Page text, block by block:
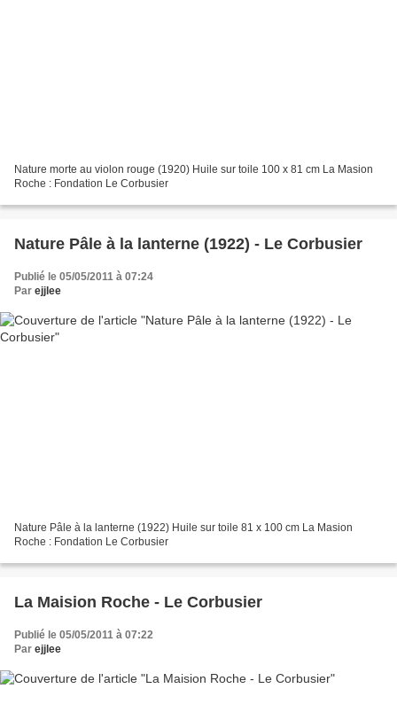
Nature morte au violon rouge (1920) Huile sur toile 100 x 81 cm La Masion
Roche : Fondation Le Corbusier
Nature Pâle à la lanterne (1922) - Le Corbusier
Publié le 05/05/2011 à 07:24
Par ejjlee
Nature Pâle à la lanterne (1922) Huile sur toile 81 x 100 cm La Masion
Roche : Fondation Le Corbusier
La Maision Roche - Le Corbusier
Publié le 05/05/2011 à 07:22
Par ejjlee